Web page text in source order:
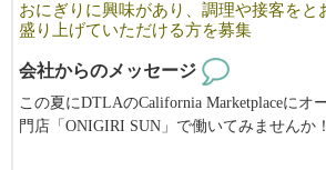
🍣 Sherman Oaks: 準備中
【応募方法】
👉 弊社ウェブサイト https://
e → Career からお申し込みください。
おにぎりに興味があり、調理や接客をと
盛り上げていただける方を募集
会社からのメッセージ
この夏にDTLAのCalifornia Marketplaceにオ
門店「ONIGIRI SUN」で働いてみませんか